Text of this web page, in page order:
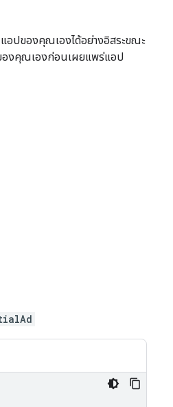
อปของคุณเองได้อย่างอิสระขณะ
องคุณเองก่อนเผยแพร่แอป